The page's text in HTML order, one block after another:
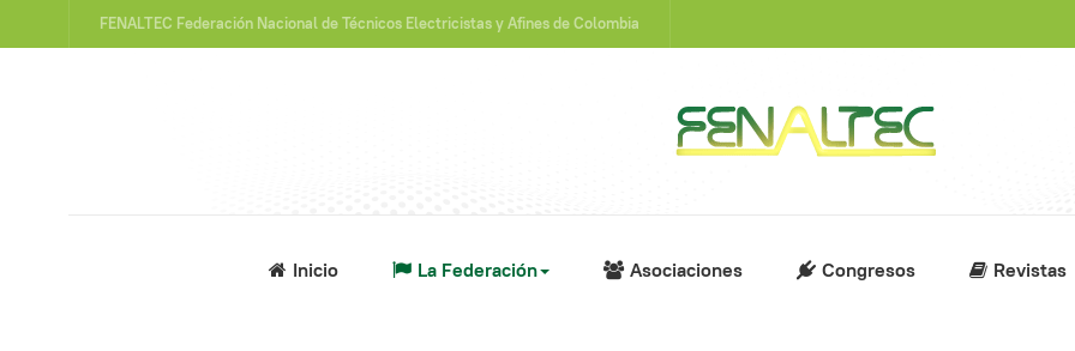
FENALTEC Federación Nacional de Técnicos Electricistas y Afines de Colombia
Inicio La Federación Asociaciones Congresos Revistas